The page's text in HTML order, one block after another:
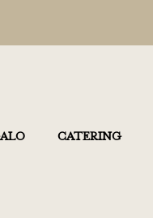
CATERING